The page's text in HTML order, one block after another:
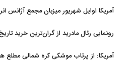
آمریکا اوایل شهریور میزبان مجمع آژانس
رونمایی رئال مادرید از گران‌ترین خرید
آمریکا: از پرتاب موشکی کره شمالی مطلع